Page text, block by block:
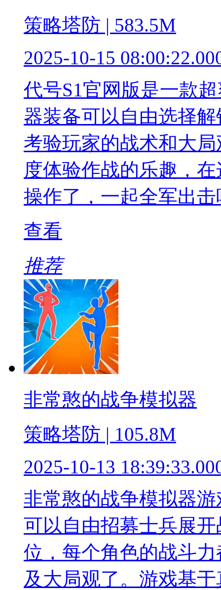
策略塔防 | 583.5M
2025-10-15
代号S1官网版是一款
器装备可以自由选择
考验玩家的战术和大
度体验作战的乐趣，
操作了，一起全军出击
查看
推荐
非常憨的战争模拟器
策略塔防 | 105.8M
2025-10-13
非常憨的战争模拟器
可以自由招募士兵展
位，每个角色的战斗
及大局观了。游戏基